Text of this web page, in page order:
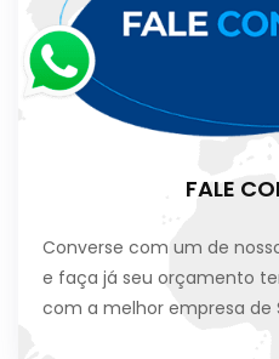
FALE
Converse com um de
e faça já seu orçamento
com a melhor empresa de